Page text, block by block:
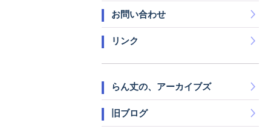
お問い合わせ
リンク
らん丈の、アーカイブズ
旧ブログ